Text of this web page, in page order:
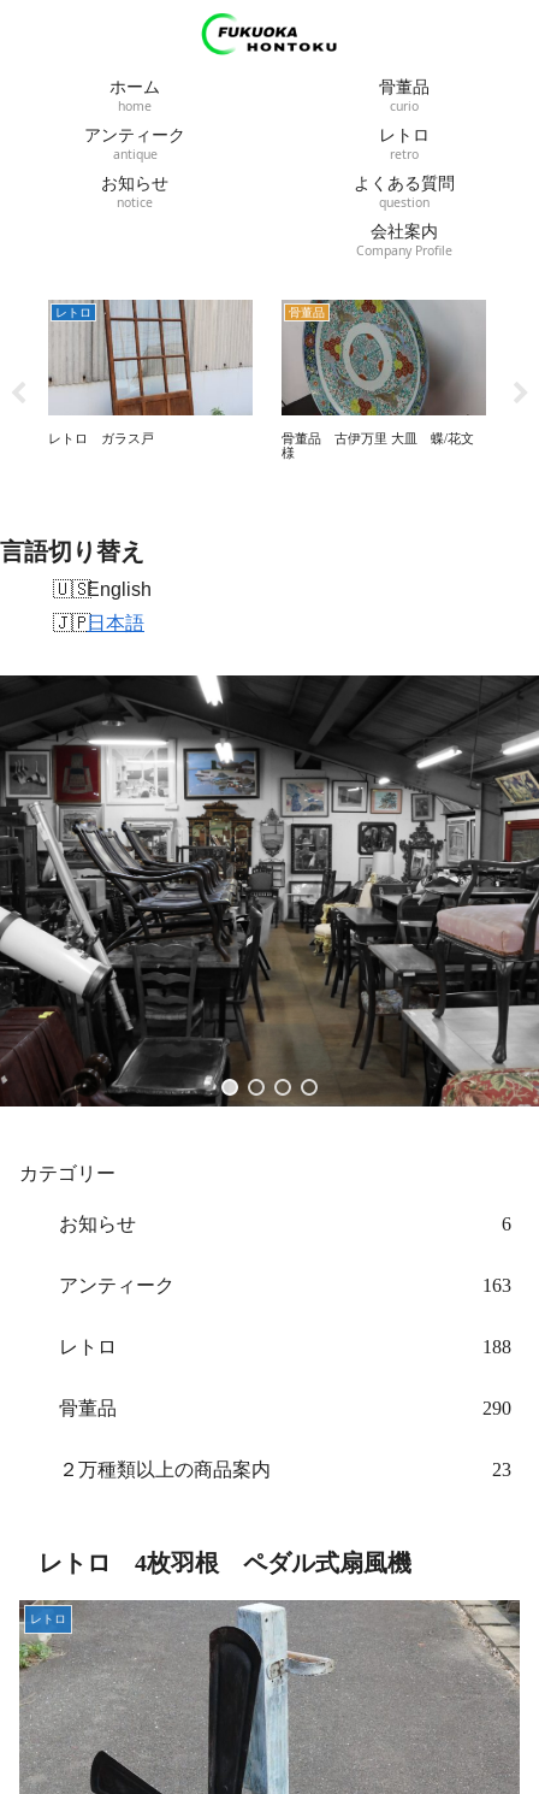
ホーム
home
骨董品
curio
アンティーク
antique
レトロ
retro
お知らせ
notice
よくある質問
question
会社案内
Company Profile
骨董品
骨董品 古伊万里 大皿 蝶/花文
レトロ
福岡レトロ 機械式（ゼンマイ
式）置時計
言語切り替え
English
日本語
カテゴリー
お知らせ 6
アンティーク 163
レトロ 188
骨董品 290
２万種類以上の商品案内 23
レトロ 4枚羽根 ペダル式扇風機
レトロ